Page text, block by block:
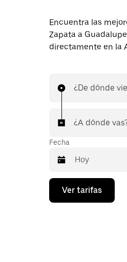
Encuentra las
Zapata a
directamente en la
¿De dónde
¿A dónde
Fecha
Presiona
flecha
Ver tarifas